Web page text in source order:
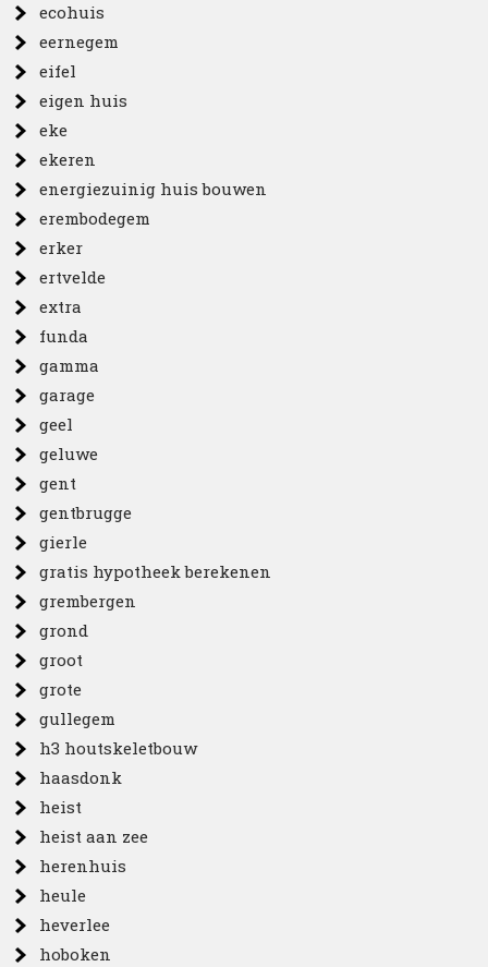
ecohuis
eernegem
eifel
eigen huis
eke
ekeren
energiezuinig huis bouwen
erembodegem
erker
ertvelde
extra
funda
gamma
garage
geel
geluwe
gent
gentbrugge
gierle
gratis hypotheek berekenen
grembergen
grond
groot
grote
gullegem
h3 houtskeletbouw
haasdonk
heist
heist aan zee
herenhuis
heule
heverlee
hoboken